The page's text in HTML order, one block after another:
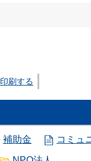
印刷する
補助金 コミュ